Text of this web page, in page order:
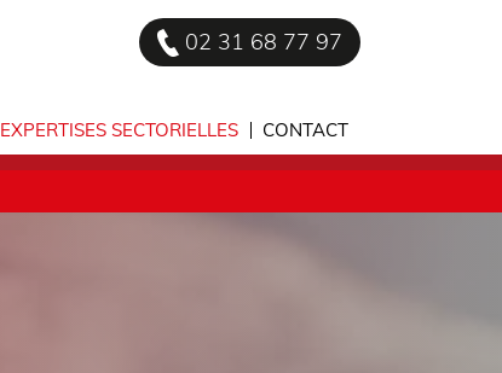
02 31 68 77 97
EXPERTISES SECTORIELLES CONTACT